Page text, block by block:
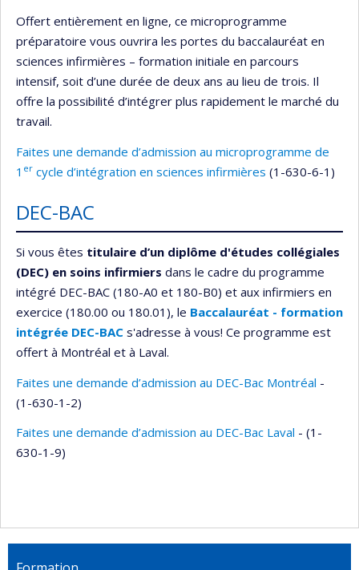
Offert entièrement en ligne, ce microprogramme
préparatoire vous ouvrira les portes du baccalauréat en
sciences infirmières – formation initiale en parcours
intensif, soit d’une durée de deux ans au lieu de trois. Il
offre la possibilité d’intégrer plus rapidement le marché du
travail.
Faites une demande d’admission au microprogramme de
1 er cycle d’intégration en sciences infirmières (1-630-6-1)
DEC-BAC
Si vous êtes titulaire d’un diplôme d'études collégiales
(DEC) en soins infirmiers dans le cadre du programme
intégré DEC-BAC (180-A0 et 180-B0) et aux infirmiers en
exercice (180.00 ou 180.01), le Baccalauréat - formation
intégrée DEC-BAC s'adresse à vous! Ce programme est
offert à Montréal et à Laval.
Faites une demande d’admission au DEC-Bac Montréal -
(1-630-1-2)
Faites une demande d’admission au DEC-Bac Laval - (1-
630-1-9)